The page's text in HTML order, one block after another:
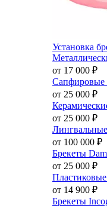
Установка
от 17 000 ₽
Сапфировые
от 25 000 ₽
от 25 000 ₽
от 100 000 ₽
Брекеты
от 25 000 ₽
от 14 900 ₽
Брекеты